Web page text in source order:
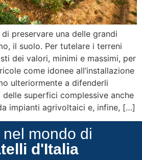
di preservare una delle grandi
il suolo. Per tutelare i terreni
dei valori, minimi e massimi, per
come idonee all’installazione
ulteriormente a difenderli
superfici complessive anche
impianti agrivoltaici e, infine, […]
nel mondo di
d'Italia